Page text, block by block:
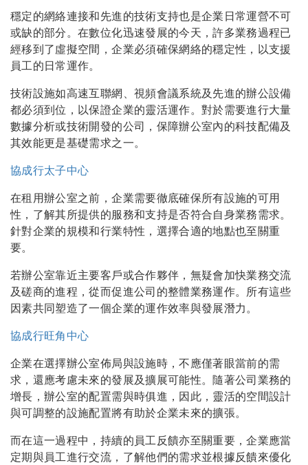
穩定的網絡連接和先進的技術支持也是企業日常運營不可
或缺的部分。在數位化迅速發展的今天，許多業務過程已
經移到了虛擬空間，企業必須確保網絡的穩定性，以支援
員工的日常運作。
技術設施如高速互聯網、視頻會議系統及先進的辦公設備
都必須到位，以保證企業的靈活運作。對於需要進行大量
數據分析或技術開發的公司，保障辦公室內的科技配備及
其效能更是基礎需求之一。
協成行太子中心
在租用辦公室之前，企業需要徹底確保所有設施的可用
性，了解其所提供的服務和支持是否符合自身業務需求。
針對企業的規模和行業特性，選擇合適的地點也至關重
要。
若辦公室靠近主要客戶或合作夥伴，無疑會加快業務交流
及磋商的進程，從而促進公司的整體業務運作。所有這些
因素共同塑造了一個企業的運作效率與發展潛力。
協成行旺角中心
企業在選擇辦公室佈局與設施時，不應僅著眼當前的需
求，還應考慮未來的發展及擴展可能性。隨著公司業務的
增長，辦公室的配置需與時俱進，因此，靈活的空間設計
與可調整的設施配置將有助於企業未來的擴張。
而在這一過程中，持續的員工反饋亦至關重要，企業應當
定期與員工進行交流，了解他們的需求並根據反饋來優化